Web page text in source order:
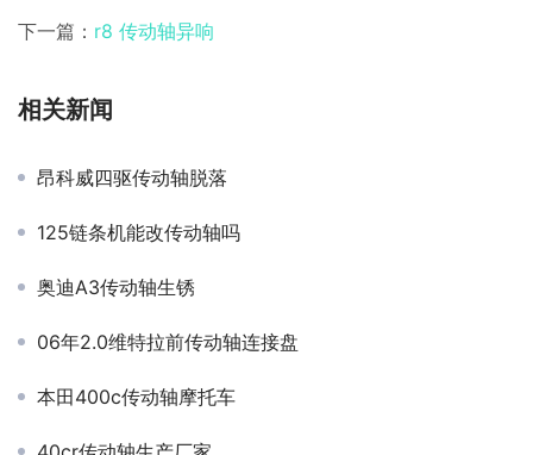
下一篇： r8 传动轴异响
相关新闻
昂科威四驱传动轴脱落
125链条机能改传动轴吗
奥迪A3传动轴生锈
06年2.0维特拉前传动轴连接盘
本田400c传动轴摩托车